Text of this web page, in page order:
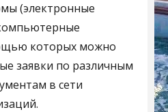
(электронные
которых можно
заявки по различным
в сети